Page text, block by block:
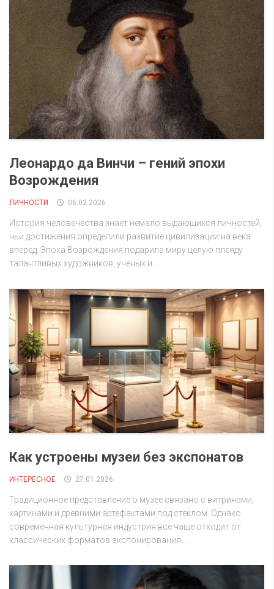
Леонардо да Винчи – гений эпохи
Возрождения
ЛИЧНОСТИ 06.02.2026
История человечества знает немало выдающихся личностей,
чьи достижения определили развитие цивилизации на века
вперед. Эпоха Возрождения подарила миру целую плеяду
талантливых художников, ученых и...
Как устроены музеи без экспонатов
ИНТЕРЕСНОЕ 27.01.2026
Традиционное представление о музее связано с витринами,
картинами и древними артефактами под стеклом. Однако
современная культурная индустрия всё чаще отходит от
классических форматов экспонирования....